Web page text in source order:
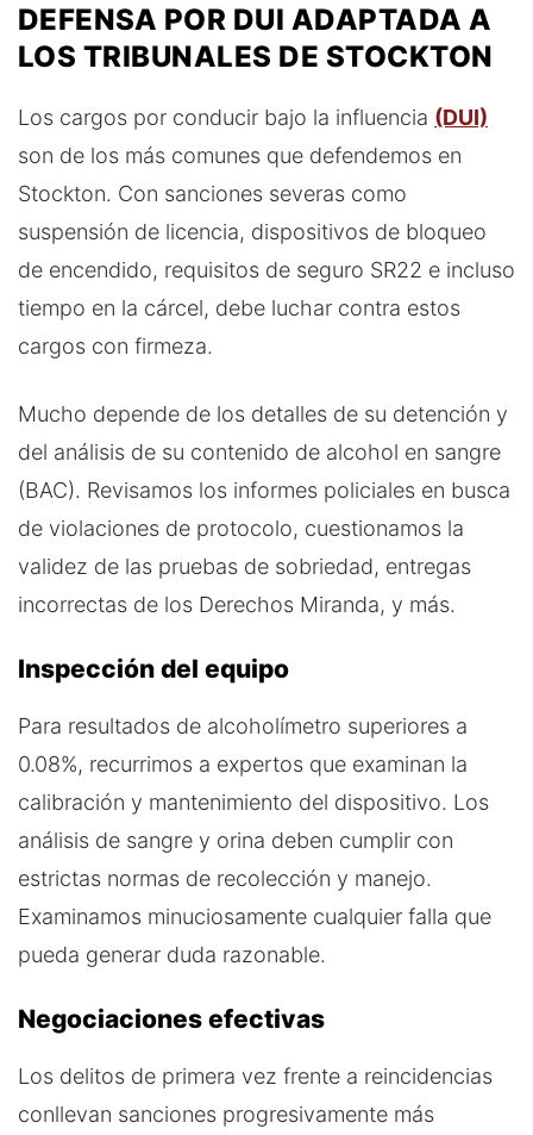
DEFENSA POR DUI ADAPTADA A
LOS TRIBUNALES DE STOCKTON
Los cargos por conducir bajo la influencia (DUI)
son de los más comunes que defendemos en
Stockton. Con sanciones severas como
suspensión de licencia, dispositivos de bloqueo
de encendido, requisitos de seguro SR22 e incluso
tiempo en la cárcel, debe luchar contra estos
cargos con firmeza.
Mucho depende de los detalles de su detención y
del análisis de su contenido de alcohol en sangre
(BAC). Revisamos los informes policiales en busca
de violaciones de protocolo, cuestionamos la
validez de las pruebas de sobriedad, entregas
incorrectas de los Derechos Miranda, y más.
Inspección del equipo
Para resultados de alcoholímetro superiores a
0.08%, recurrimos a expertos que examinan la
calibración y mantenimiento del dispositivo. Los
análisis de sangre y orina deben cumplir con
estrictas normas de recolección y manejo.
Examinamos minuciosamente cualquier falla que
pueda generar duda razonable.
Negociaciones efectivas
Los delitos de primera vez frente a reincidencias
conllevan sanciones progresivamente más